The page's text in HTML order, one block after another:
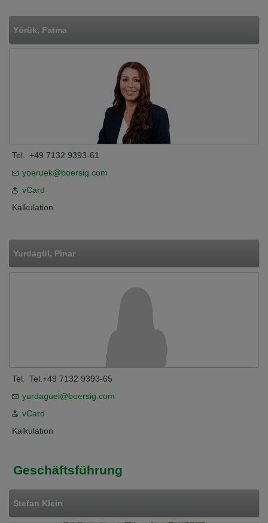
Yörük, Fatma
Tel.
+49 7132 9393-61
yoeruek@boersig.com
vCard
Kalkulation
Yurdagül, Pinar
Tel.
Tel.+49 7132 9393-65
yurdaguel@boersig.com
vCard
Kalkulation
Geschäftsführung
Stefan Klein